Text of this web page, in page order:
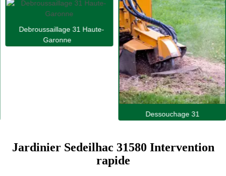
Debroussaillage 31 Haute-
Garonne
Dessouchage 31
Jardinier Sedeilhac 31580 Intervention
rapide